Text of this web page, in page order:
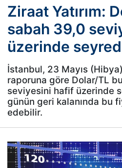
Ziraat Yatırım:
sabah 39,0
üzerinde
İstanbul, 23 Mayıs
raporuna göre Dolar/TL
seviyesini hafif üzerinde
günün geri kalanında bu
edebilir.